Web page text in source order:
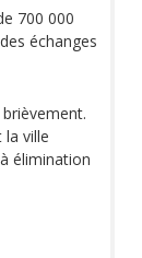
700 000
échanges
ville
élimination